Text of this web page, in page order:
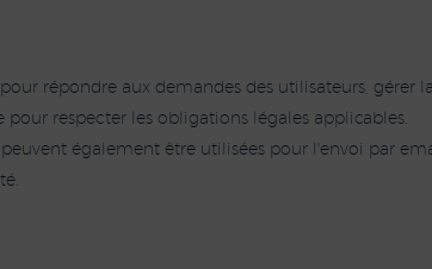
répondre aux demandes des utilisateurs, gérer
respecter les obligations légales applicables.
peuvent également être utilisées pour l'envoi par